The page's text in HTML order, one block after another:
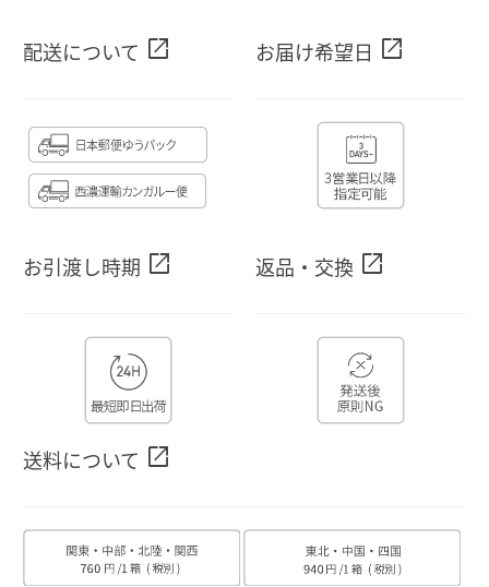
配送について open_in_new お届け希望日 open_in_new
お引渡し時期 open_in_new 返品・交換 open_in_new
送料について open_in_new